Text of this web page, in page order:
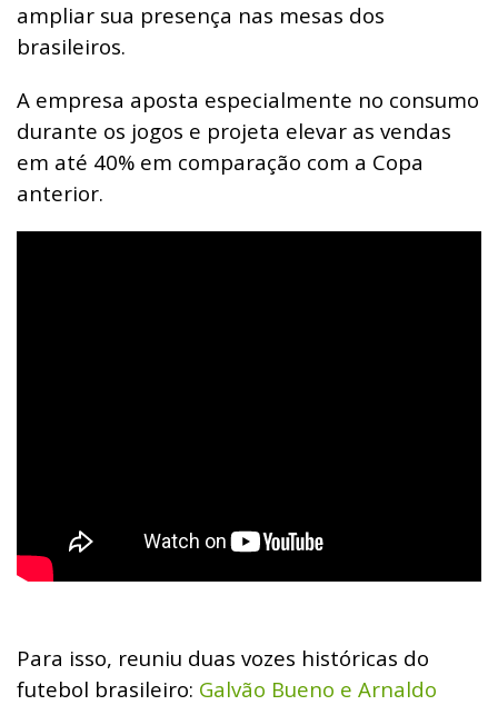
ampliar sua presença nas mesas dos
brasileiros.
A empresa aposta especialmente no consumo
durante os jogos e projeta elevar as vendas
em até 40% em comparação com a Copa
anterior.
Para isso, reuniu duas vozes históricas do
futebol brasileiro: Galvão Bueno e Arnaldo